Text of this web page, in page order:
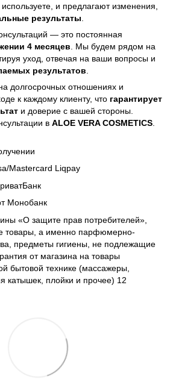
и предлагают изменения,
результаты
— это постоянная
4 месяцев . Мы будем рядом на
уход, отвечая на ваши вопросы и
результатов
долгосрочных отношениях и
к каждому клиенту, что гарантирует
и доверие с вашей стороны.
в ALOE VERA COSMETICS
Mastercard Liqpay
Монобанк
«О защите прав потребителей»,
товары, а именно парфюмерно-
предметы гигиены, не подлежащие
от магазина на товары
бытовой технике (массажеры,
катышек, плойки и прочее) 12